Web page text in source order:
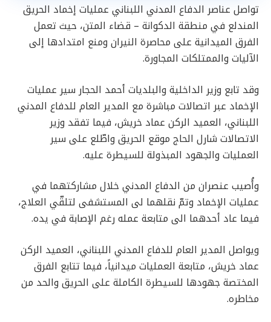
تواصل عناصر الدفاع المدني اللبناني عمليات إخماد الحريق
المندلع في منطقة الدكوانة – قضاء المتن، حيث تعمل
الفرق الميدانية على محاصرة النيران ومنع امتدادها إلى
الآليات والممتلكات المجاورة.
وقد تابع وزير الداخلية والبلديات أحمد الحجار سير عمليات
الإخماد عبر اتصالات مباشرة مع المدير العام للدفاع المدني
اللبناني، العميد الركن عماد خريش، فيما تفقد وزير
الاتصالات شارل الحاج موقع الحريق واطّلع على سير
العمليات والجهود المبذولة للسيطرة عليه.
وأُصيب عنصران من الدفاع المدني خلال مشاركتهما في
عمليات الإخماد وتمّ نقلهما لى المستشفى لتلقّي العلاج،
فيما عاد أحدهما الى متابعة عمله رغم الإصابة في يده.
ويواصل المدير العام للدفاع المدني اللبناني، العميد الركن
عماد خريش، متابعة العمليات ميدانياً، فيما تتابع الفرق
المختصة جهودها للسيطرة الكاملة على الحريق والحد من
مخاطره.